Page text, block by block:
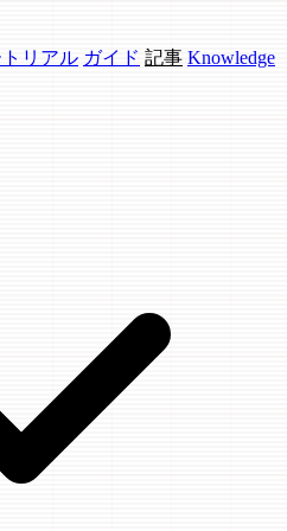
リアル ガイド 記事 Knowledge